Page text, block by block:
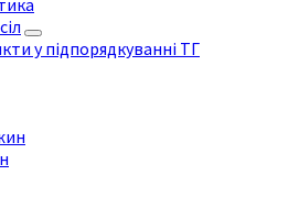
у підпорядкуванні ТГ